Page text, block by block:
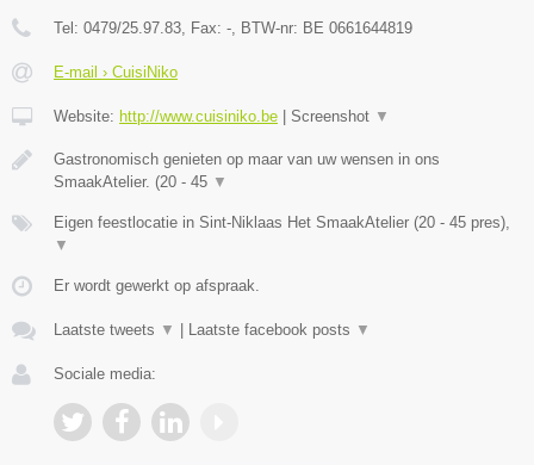
Tel: 0479/25.97.83 , Fax: - , BTW-nr: BE 0661644819
E-mail › CuisiNiko
Website: http://www.cuisiniko.be | Screenshot ▼
Gastronomisch genieten op maar van uw wensen in ons
SmaakAtelier. (20 - 45 ▼
Eigen feestlocatie in Sint-Niklaas Het SmaakAtelier (20 - 45 pres),
▼
Er wordt gewerkt op afspraak.
Laatste tweets ▼ | Laatste facebook posts ▼
Sociale media: